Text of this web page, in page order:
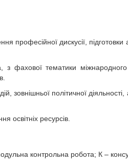
дискусії, підготовки
тематики міжнародного
зовнішньої політичної
освітніх ресурсів.
контрольна робота; К –